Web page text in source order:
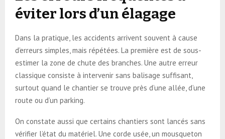
éviter lors d’un élagage
Dans la pratique, les accidents arrivent souvent à cause
d’erreurs simples, mais répétées. La première est de sous-
estimer la zone de chute des branches. Une autre erreur
classique consiste à intervenir sans balisage suffisant,
surtout quand le chantier se trouve près d’une allée, d’une
route ou d’un parking.
On constate aussi que certains chantiers sont lancés sans
vérifier l’état du matériel. Une corde usée, un mousqueton